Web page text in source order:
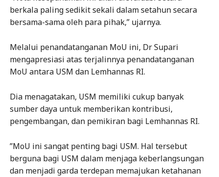
berkala paling sedikit sekali dalam setahun secara
bersama-sama oleh para pihak,” ujarnya.
Melalui penandatanganan MoU ini, Dr Supari
mengapresiasi atas terjalinnya penandatanganan
MoU antara USM dan Lemhannas RI.
Dia menagatakan, USM memiliki cukup banyak
sumber daya untuk memberikan kontribusi,
pengembangan, dan pemikiran bagi Lemhannas RI.
”MoU ini sangat penting bagi USM. Hal tersebut
berguna bagi USM dalam menjaga keberlangsungan
dan menjadi garda terdepan memajukan ketahanan